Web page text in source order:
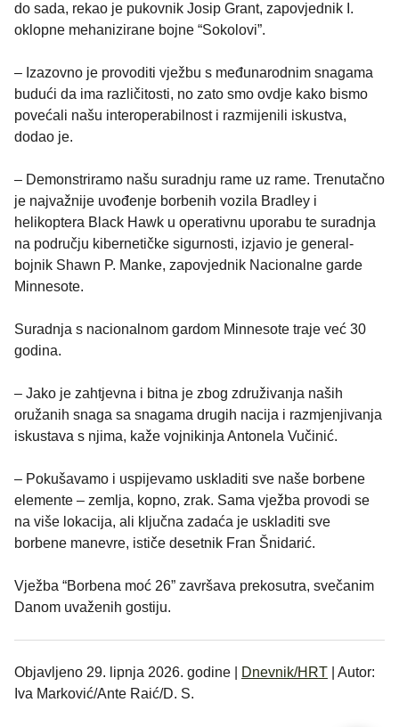
do sada, rekao je pukovnik Josip Grant, zapovjednik I.
oklopne mehanizirane bojne “Sokolovi”.
– Izazovno je provoditi vježbu s međunarodnim snagama
budući da ima različitosti, no zato smo ovdje kako bismo
povećali našu interoperabilnost i razmijenili iskustva,
dodao je.
– Demonstriramo našu suradnju rame uz rame. Trenutačno
je najvažnije uvođenje borbenih vozila Bradley i
helikoptera Black Hawk u operativnu uporabu te suradnja
na području kibernetičke sigurnosti, izjavio je general-
bojnik Shawn P. Manke, zapovjednik Nacionalne garde
Minnesote.
Suradnja s nacionalnom gardom Minnesote traje već 30
godina.
– Jako je zahtjevna i bitna je zbog združivanja naših
oružanih snaga sa snagama drugih nacija i razmjenjivanja
iskustava s njima, kaže vojnikinja Antonela Vučinić.
– Pokušavamo i uspijevamo uskladiti sve naše borbene
elemente – zemlja, kopno, zrak. Sama vježba provodi se
na više lokacija, ali ključna zadaća je uskladiti sve
borbene manevre, ističe desetnik Fran Šnidarić.
Vježba “Borbena moć 26” završava prekosutra, svečanim
Danom uvaženih gostiju.
Objavljeno 29. lipnja 2026. godine | Dnevnik/HRT | Autor:
Iva Marković/Ante Raić/D. S.